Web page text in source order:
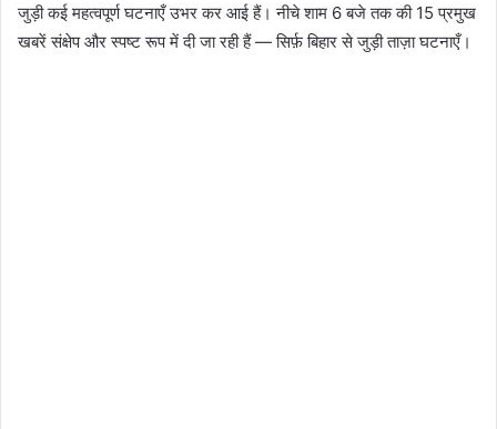
जुड़ी कई महत्वपूर्ण घटनाएँ उभर कर आई हैं। नीचे शाम 6 बजे तक की 15 प्रमुख
खबरें संक्षेप और स्पष्ट रूप में दी जा रही हैं — सिर्फ़ बिहार से जुड़ी ताज़ा घटनाएँ।